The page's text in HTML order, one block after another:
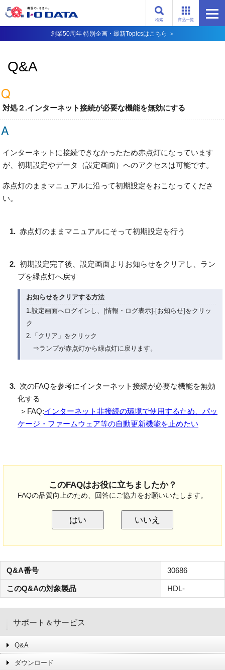
商品一覧
検索
創業50周年 特別企画・最新Topicsはこちら ＞
Q&A
対処２.インターネット接続が必要な機能を無効にする
インターネットに接続できなかったため赤点灯になっています
が、初期設定やデータ（設定画面）へのアクセスは可能です。
赤点灯のままマニュアルに沿って初期設定をおこなってくださ
い。
赤点灯のままマニュアルにそって初期設定を行う
初期設定完了後、設定画面よりお知らせをクリアし、ラン
プを緑点灯へ戻す
お知らせをクリアする方法
1.設定画面へログインし、[情報・ログ表示]-[お知らせ]をクリッ
ク
2.「クリア」をクリック
⇒ランプが赤点灯から緑点灯に戻ります。
次のFAQを参考にインターネット接続が必要な機能を無効
化する
＞FAQ:インターネット非接続の環境で使用するため、パッ
ケージ・ファームウェア等の自動更新機能を止めたい
このFAQはお役に立ちましたか？
FAQの品質向上のため、回答にご協力をお願いいたします。
はい いいえ
Q&A番号 30686
このQ&Aの対象製品 HDL-
サポート＆サービス
Q&A
ダウンロード